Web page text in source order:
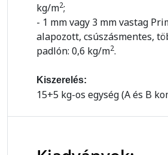
kg/m2;
- 1 mm vagy 3 mm vastag
alapozott, csúszásmentes,
padlón: 0,6 kg/m2.
Kiszerelés:
15+5 kg-os egység (A és B